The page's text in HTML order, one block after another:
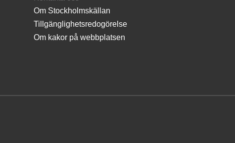
Om Stockholmskällan
Tillgänglighetsredogörelse
Om kakor på webbplatsen